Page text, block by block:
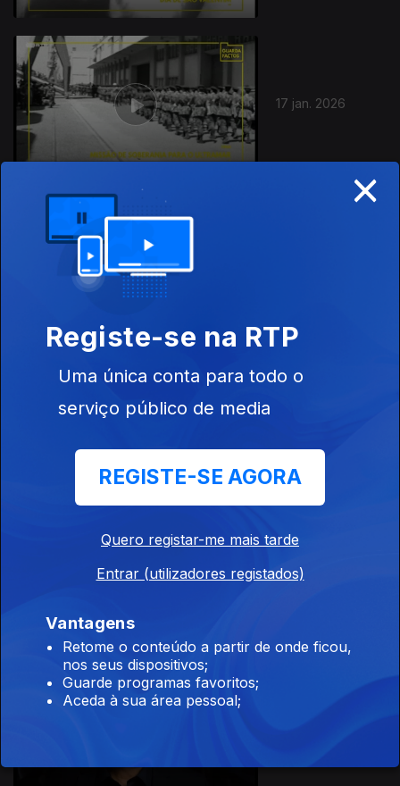
17 jan. 2026
01 jan. 2026
×
Registe-se na RTP
Uma única conta para todo o
serviço público de media
REGISTE-SE AGORA
Quero registar-me mais tarde
Entrar (utilizadores registados)
Vantagens
Retome o conteúdo a partir de onde ficou,
nos seus dispositivos;
Guarde programas favoritos;
Aceda à sua área pessoal;